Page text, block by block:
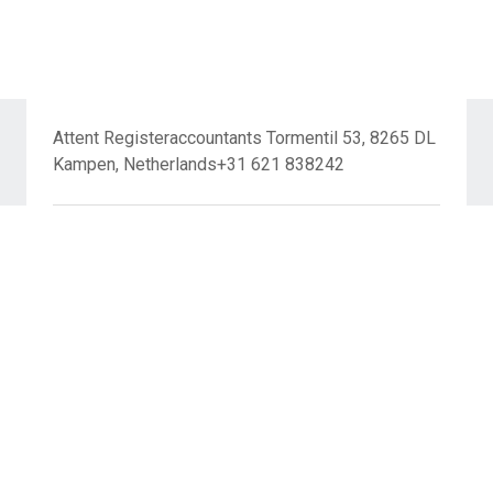
Attent Registeraccountants Tormentil 53, 8265 DL
Kampen, Netherlands+31 621 838242